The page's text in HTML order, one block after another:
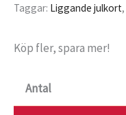
Taggar: Liggande julkort,
Köp fler, spara mer!
Antal